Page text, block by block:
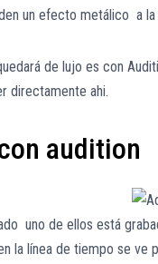
un efecto metálico a la
de lujo es con
directamente ahi.
audition
uno de ellos está
la línea de tiempo se